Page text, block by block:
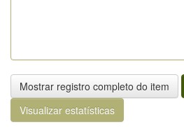
Mostrar registro completo do item
Visualizar estatísticas